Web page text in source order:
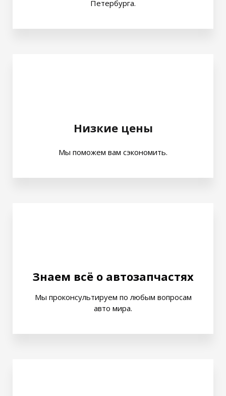
Петербурга.
Низкие цены
Мы поможем вам сэкономить.
Знаем всё о автозапчастях
Мы проконсультируем по любым вопросам
авто мира.